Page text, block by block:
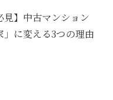
見】中古マンション
」に変える3つの理由